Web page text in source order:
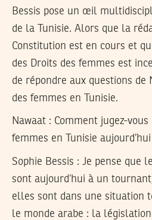
Bessis pose un œil
de la Tunisie. Alors que la
Constitution est en cours et
des Droits des femmes est
de répondre aux questions
des femmes en Tunisie.
Nawaat : Comment jugez-
femmes en Tunisie aujourd’hui
Sophie Bessis : Je pense que
sont aujourd’hui à un
elles sont dans une situation
le monde arabe : la